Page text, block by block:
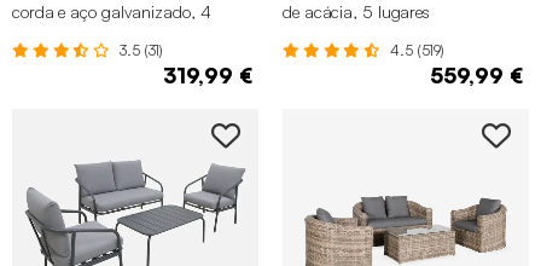
corda e aço galvanizado, 4
3.5 (31)
319,99 €
de acácia, 5 lugares
4.5 (519)
559,99 €